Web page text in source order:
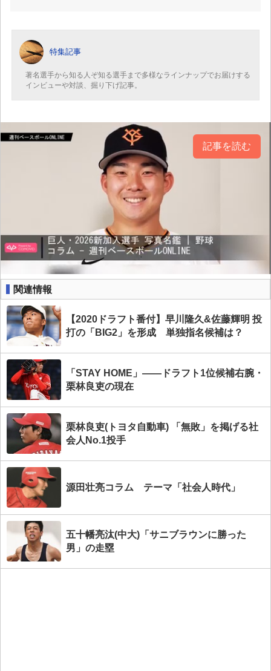
特集記事
著名選手から知る人ぞ知る選手まで多様なラインナップでお届けする
インビューや対談、掘り下げ記事。
記事を読む
関連情報
【2020ドラフト番付】早川隆久&佐藤輝明 投
打の「BIG2」を形成 単独指名候補は？
「STAY HOME」――ドラフト1位候補右腕・
栗林良吏の現在
栗林良吏(トヨタ自動車) 「無敗」を掲げる社
会人No.1投手
源田壮亮コラム テーマ「社会人時代」
五十幡亮汰(中大)「サニブラウンに勝った
男」の走塁